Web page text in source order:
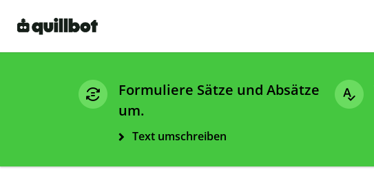
Formuliere Sätze und Absätze
um.
Text umschreiben